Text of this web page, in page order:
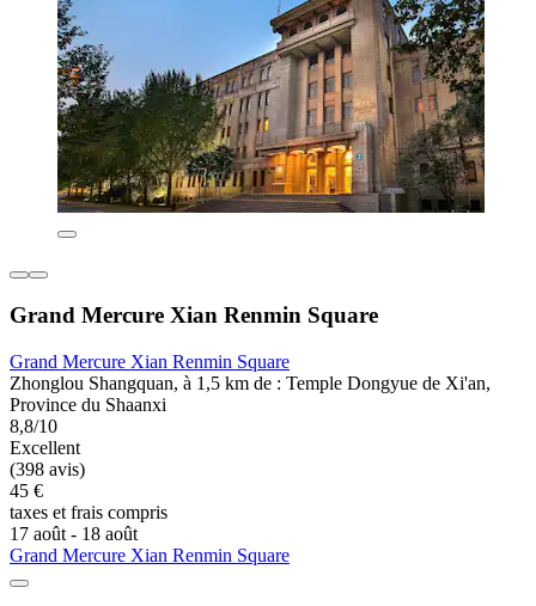
Grand Mercure Xian Renmin Square
Grand Mercure Xian Renmin Square
Zhonglou Shangquan, à 1,5 km de : Temple Dongyue de Xi'an,
Province du Shaanxi
8,8/10
Excellent
(398 avis)
45 €
taxes et frais compris
17 août - 18 août
Grand Mercure Xian Renmin Square